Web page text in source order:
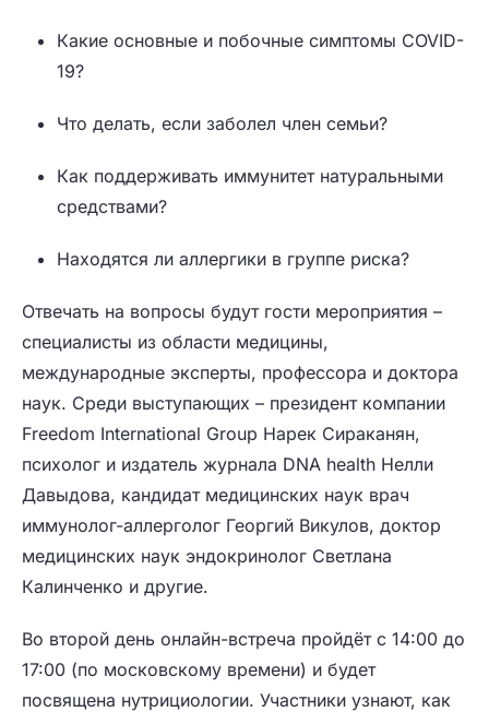
Какие основные и побочные симптомы COVID-
19?
Что делать, если заболел член семьи?
Как поддерживать иммунитет натуральными
средствами?
Находятся ли аллергики в группе риска?
Отвечать на вопросы будут гости мероприятия –
специалисты из области медицины,
международные эксперты, профессора и доктора
наук. Среди выступающих – президент компании
Freedom International Group Нарек Сираканян,
психолог и издатель журнала DNA health Нелли
Давыдова, кандидат медицинских наук врач
иммунолог-аллерголог Георгий Викулов, доктор
медицинских наук эндокринолог Светлана
Калинченко и другие.
Во второй день онлайн-встреча пройдёт с 14:00 до
17:00 (по московскому времени) и будет
посвящена нутрициологии. Участники узнают, как